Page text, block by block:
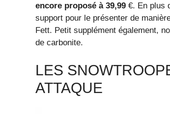
encore proposé à 39,99 €. En plus
support pour le présenter de
Fett. Petit supplément également,
de carbonite.
LES
ATTAQUE